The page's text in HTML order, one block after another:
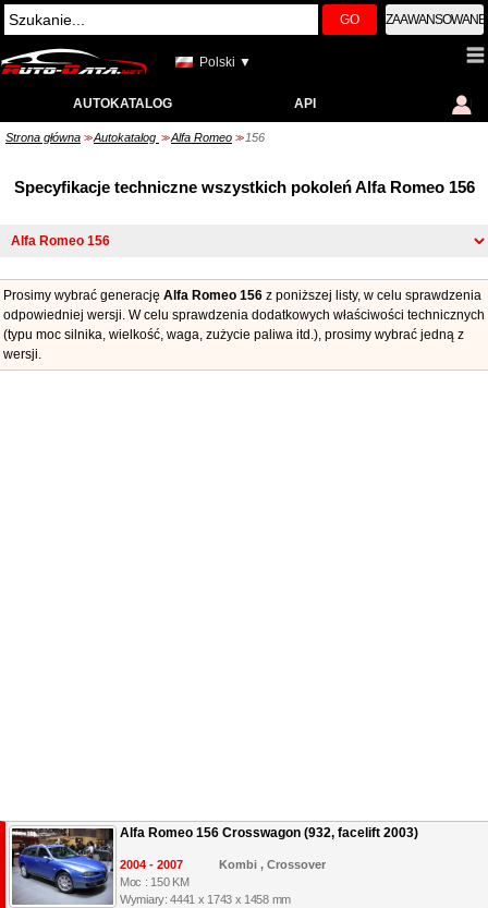
GO ZAAWANSOWANE
Polski ▼
AUTOKATALOG API
Strona główna >> Autokatalog >> Alfa Romeo >> 156
Specyfikacje techniczne wszystkich pokoleń Alfa Romeo 156
Prosimy wybrać generację Alfa Romeo 156 z poniższej listy, w celu sprawdzenia
odpowiedniej wersji. W celu sprawdzenia dodatkowych właściwości technicznych
(typu moc silnika, wielkość, waga, zużycie paliwa itd.), prosimy wybrać jedną z
wersji.
Alfa Romeo 156 Crosswagon (932, facelift 2003)
2004 - 2007
Kombi , Crossover
Moc : 150 KM
Wymiary: 4441 x 1743 x 1458 mm